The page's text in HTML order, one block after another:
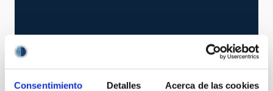
Consentimiento Detalles Acerca de las cookies